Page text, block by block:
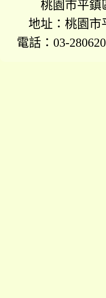
桃園市平鎮
地址：桃園市
電話：03-